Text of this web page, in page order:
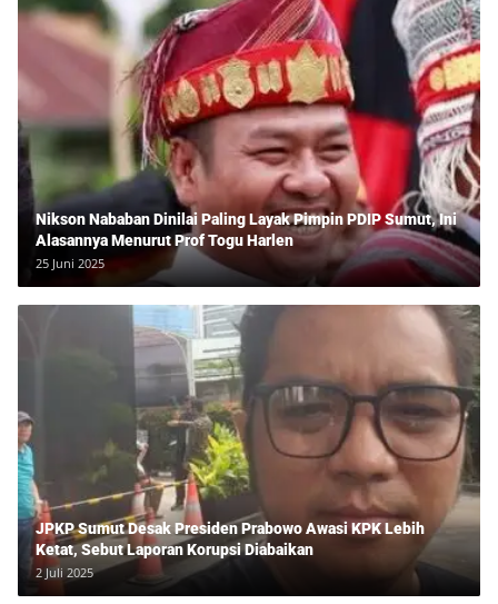
Nikson Nababan Dinilai Paling Layak Pimpin PDIP Sumut, Ini
Alasannya Menurut Prof Togu Harlen
25 Juni 2025
JPKP Sumut Desak Presiden Prabowo Awasi KPK Lebih
Ketat, Sebut Laporan Korupsi Diabaikan
2 Juli 2025